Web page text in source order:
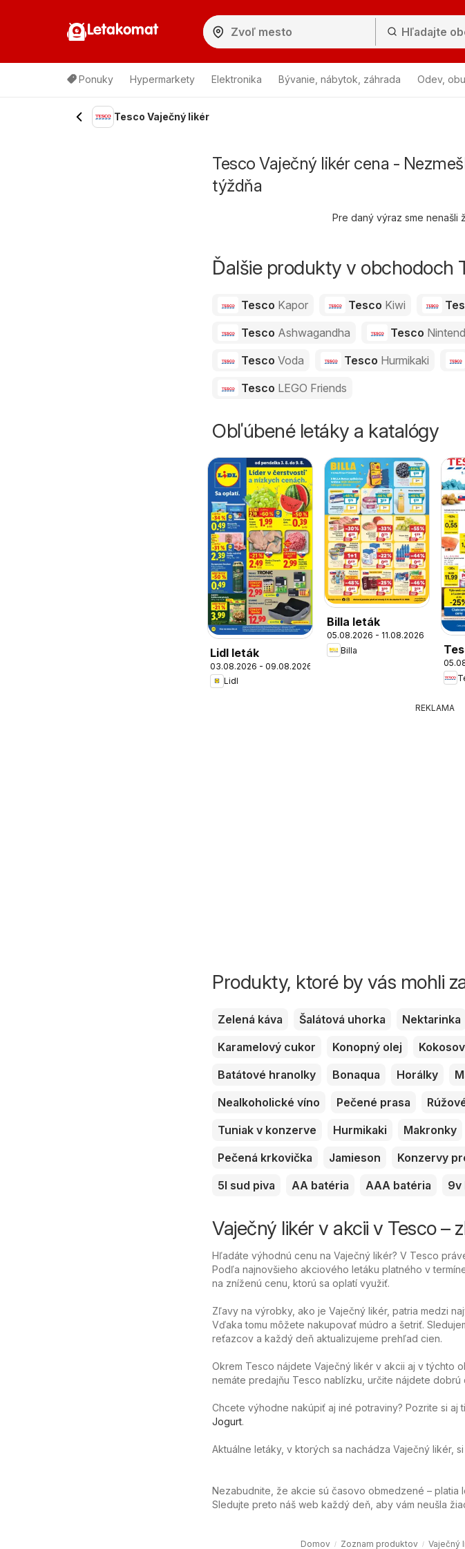
Letakomat
Ponuky Hypermarkety Elektronika Bývanie, nábytok, záhrada Odev,
Tesco Vaječný likér
Tesco Vaječný likér cena -
týždňa
Pre daný výraz sme nenašli
Ďalšie produkty v obchodoch
Tesco Kapor Tesco Kiwi
Tesco Ashwagandha Tesco
Tesco Voda Tesco Hurmikaki
Tesco LEGO Friends
Obľúbené letáky a katalógy
Lidl leták
03.08.2026 - 09.08.2026
Lidl
Billa leták
05.08.2026 - 11.08.2026
Billa
REKLAMA
Produkty, ktoré by vás mohli
Zelená káva Šalátová uhorka Nektarinka
Karamelový cukor
Konopný olej
Batátové hranolky
Bonaqua Horálky
Nealkoholické víno
Pečené prasa
Tuniak v konzerve
Hurmikaki Makronky
Pečená krkovička
Jamieson Konzervy
5l sud piva
AA batéria AAA batéria 9v
Vaječný likér v akcii v Tesco –
Hľadáte výhodnú cenu na Vaječný likér? V Tesco
Podľa najnovšieho akciového letáku platného v
na zníženú cenu, ktorú sa oplatí využiť.
Zľavy na výrobky, ako je Vaječný likér, patria medzi
Vďaka tomu môžete nakupovať múdro a šetriť.
reťazcov a každý deň aktualizujeme prehľad cien.
Okrem Tesco nájdete Vaječný likér v akcii aj v týchto
nemáte predajňu Tesco nablízku, určite nájdete dobrú
Chcete výhodne nakúpiť aj iné potraviny? Pozrite si aj
Jogurt.
Aktuálne letáky, v ktorých sa nachádza Vaječný likér,
Nezabudnite, že akcie sú časovo obmedzené –
Sledujte preto náš web každý deň, aby vám neušla
Domov Zoznam produktov Vaječný